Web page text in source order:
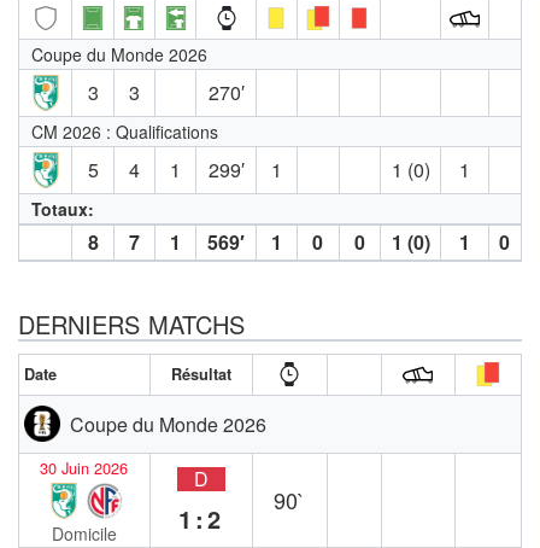
Coupe du Monde 2026
3 3 270′
CM 2026 : Qualifications
5 4 1 299′ 1 1 (0) 1
Totaux:
8 7 1 569′ 1 0 0 1 (0) 1 0
DERNIERS MATCHS
Date Résultat
Coupe du Monde 2026
30 Juin 2026
Domicile
D
1:2
90`